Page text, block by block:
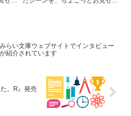
のお
話は...
みらい文庫ウェブサイトでインタビュー
が紹介されています
。R』発売